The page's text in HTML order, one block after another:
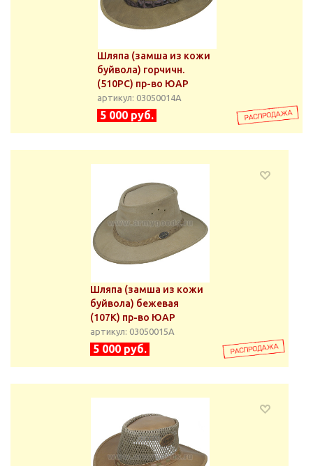
Шляпа (замша из кожи
буйвола) горчичн.
(510PC) пр-во ЮАР
артикул: 03050014А
5 000 руб.
Шляпа (замша из кожи
буйвола) бежевая
(107К) пр-во ЮАР
артикул: 03050015А
5 000 руб.